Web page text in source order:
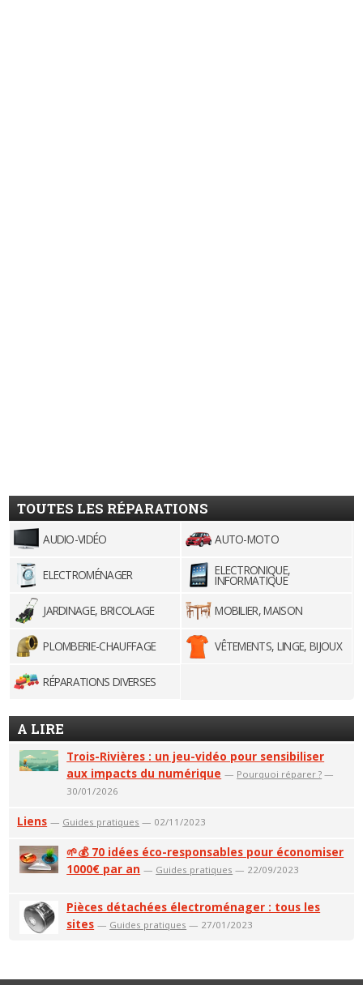
TOUTES LES RÉPARATIONS
AUDIO-VIDÉO AUTO-MOTO
ELECTROMÉNAGER ELECTRONIQUE,
INFORMATIQUE
JARDINAGE, BRICOLAGE
MOBILIER, MAISON
PLOMBERIE-CHAUFFAGE VÊTEMENTS, LINGE, BIJOUX
RÉPARATIONS DIVERSES
A LIRE
Trois-Rivières : un jeu-vidéo pour sensibiliser
aux impacts du numérique — Pourquoi réparer ? —
30/01/2026
Liens — Guides pratiques — 02/11/2023
🌱💰 70 idées éco-responsables pour économiser
1000€ par an — Guides pratiques — 22/09/2023
Pièces détachées électroménager : tous les
sites — Guides pratiques — 27/01/2023